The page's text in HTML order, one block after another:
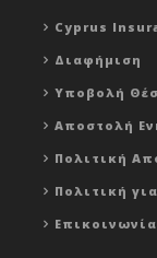
Cyprus
Διαφήμιση
Υποβολή
Αποστολή
Πολιτική
Πολιτική
Επικοινωνία